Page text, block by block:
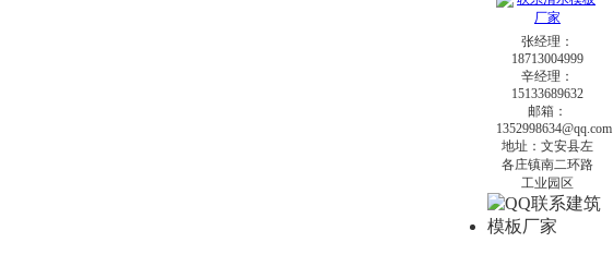
张经理：
18713004999
辛经理：
15133689632
邮箱：
1352998634@qq.com
地址：文安县左
各庄镇南二环路
工业园区